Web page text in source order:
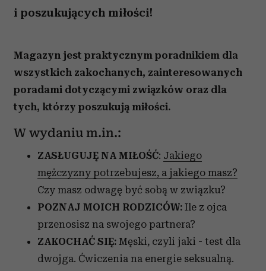
i poszukujących miłości!
Magazyn jest praktycznym poradnikiem dla
wszystkich zakochanych, zainteresowanych
poradami dotyczącymi związków oraz dla
tych, którzy poszukują miłości.
W wydaniu m.in.:
ZASŁUGUJĘ NA MIŁOŚĆ: Jakiego
mężczyzny potrzebujesz, a jakiego masz?
Czy masz odwagę być sobą w związku?
POZNAJ MOICH RODZICÓW: Ile z ojca
przenosisz na swojego partnera?
ZAKOCHAĆ SIĘ: Męski, czyli jaki - test dla
dwojga. Ćwiczenia na energie seksualną.